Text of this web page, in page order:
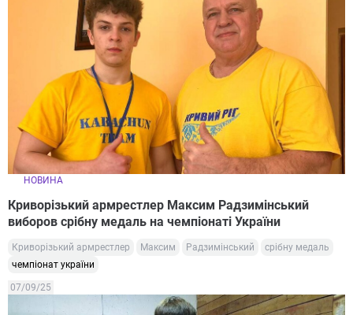
НОВИНА
Криворізький армрестлер Максим Радзимінський
виборов срібну медаль на чемпіонаті України
Криворізький армрестлер Максим Радзимінський
срібну медаль
чемпіонат україни
07/09/25